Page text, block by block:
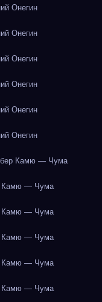
Онегин
Онегин
Онегин
Онегин
Онегин
Онегин
Камю — Чума
Камю — Чума
Камю — Чума
Камю — Чума
Камю — Чума
Камю — Чума